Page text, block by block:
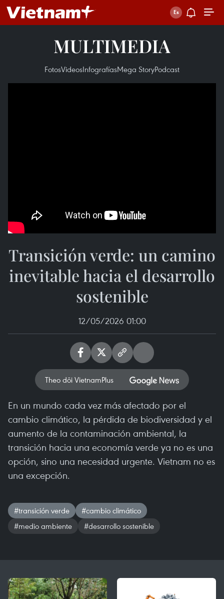
MULTIMEDIA
FotosVideosInfografíasMega StoryPodcast
Transición verde: un camino
inevitable hacia el desarrollo
sostenible
12/05/2026 01:00
Theo dõi VietnamPlus
En un mundo cada vez más afectado por el
cambio climático, la pérdida de biodiversidad y el
aumento de la contaminación ambiental, la
transición hacia una economía verde ya no es una
opción, sino una necesidad urgente. Vietnam no es
una excepción.
#transición verde
#cambio climático
#medio ambiente
#desarrollo sostenible